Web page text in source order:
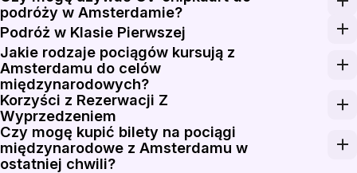
podróży w Amsterdamie?
Tak, OV-chipkaart można używać do podróży
Podróż w Klasie Pierwszej
Aby zapewnić sobie wygodniejszą podróż, rozważ
Jakie rodzaje pociągów kursują z
Amsterdamu do celów
międzynarodowych?
Amsterdam jest dobrze skomunikowany z kilkoma
Korzyści z Rezerwacji Z
Wyprzedzeniem
Rezerwując bilety na pociąg z wyprzedzeniem na
Czy mogę kupić bilety na pociągi
międzynarodowe z Amsterdamu w
ostatniej chwili?